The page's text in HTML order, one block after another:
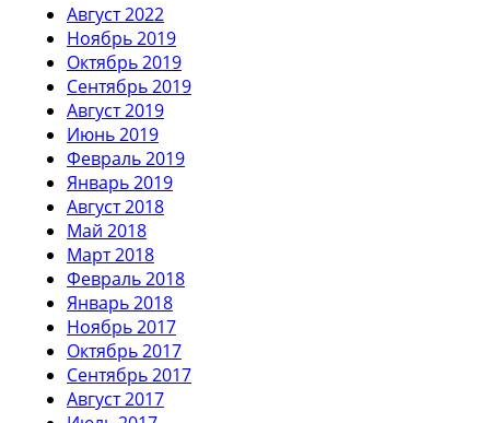
Август 2022
Ноябрь 2019
Октябрь 2019
Сентябрь 2019
Август 2019
Июнь 2019
Февраль 2019
Январь 2019
Август 2018
Май 2018
Март 2018
Февраль 2018
Январь 2018
Ноябрь 2017
Октябрь 2017
Сентябрь 2017
Август 2017